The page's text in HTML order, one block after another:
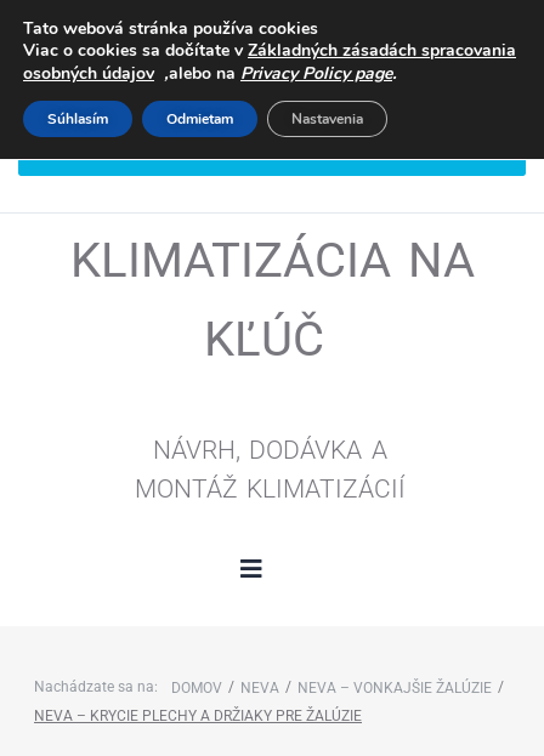
KLIMATIZÁCIA NA
KĽÚČ
NÁVRH, DODÁVKA A
MONTÁŽ KLIMATIZÁCIÍ
Nachádzate sa na: DOMOV / NEVA / NEVA – VONKAJŠIE ŽALÚZIE /
NEVA – KRYCIE PLECHY A DRŽIAKY PRE ŽALÚZIE
Tato webová stránka používa cookies
Viac o cookies sa dočítate vZákladných zásadách spracovania
osobných údajov,alebo na Privacy Policy page.
Súhlasím Odmietam Nastavenia